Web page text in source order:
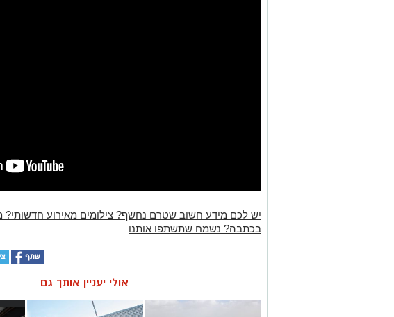
יש לכם מידע חשוב שטרם נחשף? צילומים מאירוע
בכתבה? נשמח שתשתפו אותנו
אולי יעניין אותך גם